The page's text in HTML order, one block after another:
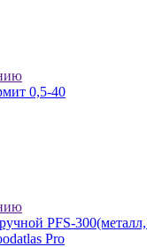
0,5-40
PFS-
Pro